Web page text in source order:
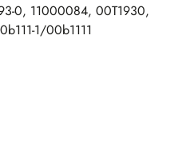
0, 11000084, 00T1930,
1/00b1111